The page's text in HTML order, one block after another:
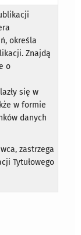
określa
Znajdą
o
się w
w formie
danych
zastrzega
Tytułowego